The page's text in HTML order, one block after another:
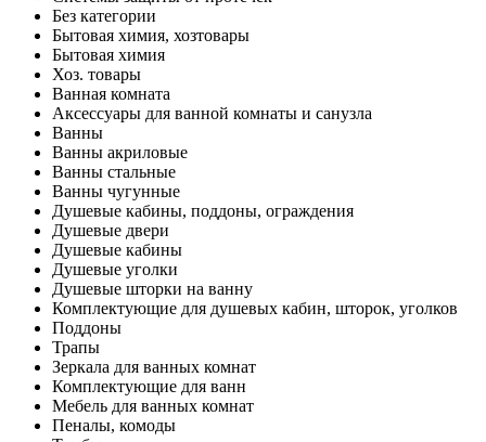
Без категории
Бытовая химия, хозтовары
Бытовая химия
Хоз. товары
Ванная комната
Аксессуары для ванной комнаты и санузла
Ванны
Ванны акриловые
Ванны стальные
Ванны чугунные
Душевые кабины, поддоны, ограждения
Душевые двери
Душевые кабины
Душевые уголки
Душевые шторки на ванну
Комплектующие для душевых кабин, шторок, уголков
Поддоны
Трапы
Зеркала для ванных комнат
Комплектующие для ванн
Мебель для ванных комнат
Пеналы, комоды